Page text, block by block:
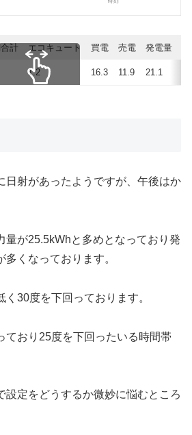
計 エコキュート 買電 売電 発電量
1.2 16.3 11.9 21.1
日射があったようですが、午後はか
量が25.5kWhと多めとなっており発
くなっております。
30度を下回っております。
ており25度を下回ったいる時間帯
設定をどうするか微妙に悩むところ